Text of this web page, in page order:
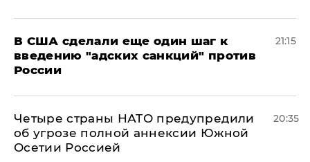
В США сделали еще один шаг к
введению "адских санкций" против
России
21:15
Четыре страны НАТО предупредили
об угрозе полной аннексии Южной
Осетии Россией
20:35